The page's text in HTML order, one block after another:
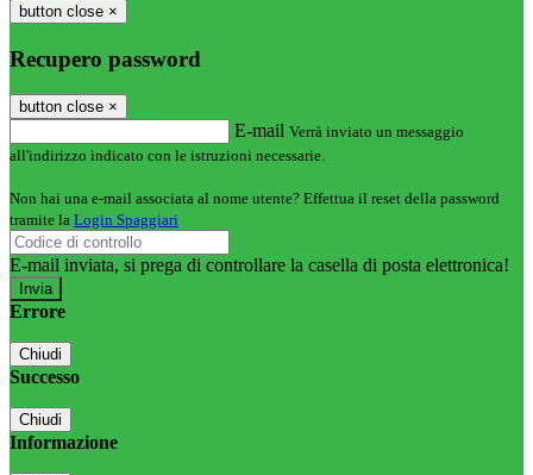
button close ×
Recupero password
button close ×
E-mail Verrà inviato un messaggio
all'indirizzo indicato con le istruzioni necessarie.
Non hai una e-mail associata al nome utente? Effettua il reset della password
tramite la Login Spaggiari
E-mail inviata, si prega di controllare la casella di posta elettronica!
Errore
Chiudi
Successo
Chiudi
Informazione